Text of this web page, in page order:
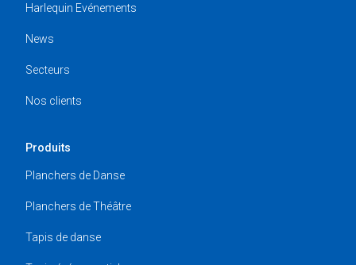
Harlequin Evénements
News
Secteurs
Nos clients
Produits
Planchers de Danse
Planchers de Théâtre
Tapis de danse